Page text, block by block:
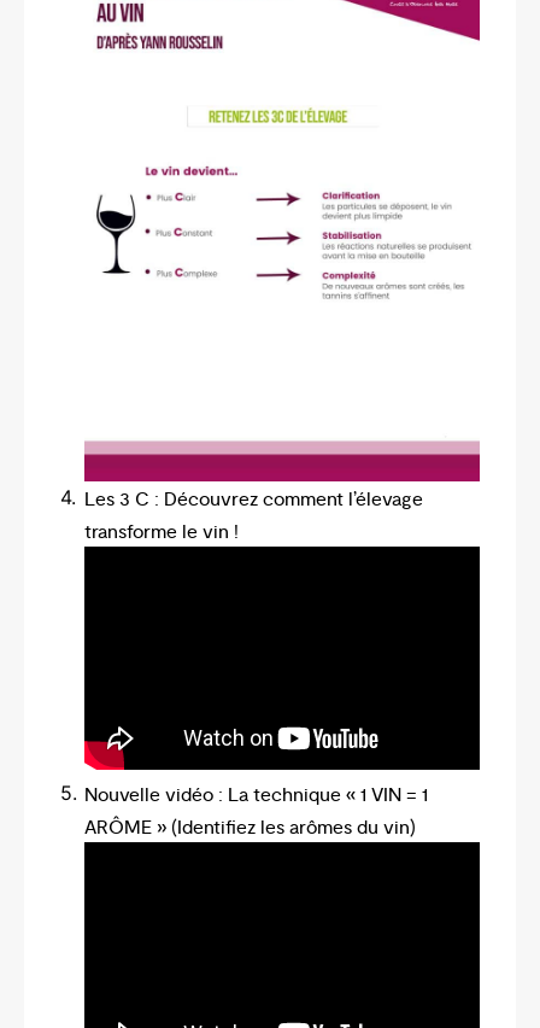
Les 3 C : Découvrez comment l’élevage
transforme le vin !
Nouvelle vidéo : La technique « 1 VIN = 1
ARÔME » (Identifiez les arômes du vin)